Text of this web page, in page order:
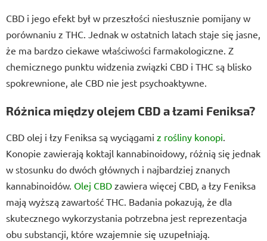
CBD i jego efekt był w przeszłości niesłusznie pomijany w
porównaniu z THC. Jednak w ostatnich latach staje się jasne,
że ma bardzo ciekawe właściwości farmakologiczne. Z
chemicznego punktu widzenia związki CBD i THC są blisko
spokrewnione, ale CBD nie jest psychoaktywne.
Różnica między olejem CBD a łzami Feniksa?
CBD olej i łzy Feniksa są wyciągami z rośliny konopi.
Konopie zawierają koktajl kannabinoidowy, różnią się jednak
w stosunku do dwóch głównych i najbardziej znanych
kannabinoidów. Olej CBD zawiera więcej CBD, a łzy Feniksa
mają wyższą zawartość THC. Badania pokazują, że dla
skutecznego wykorzystania potrzebna jest reprezentacja
obu substancji, które wzajemnie się uzupełniają.